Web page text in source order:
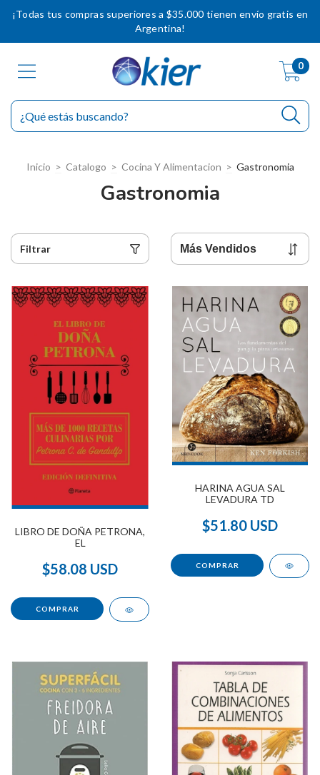
¡Todas tus compras superiores a $35.000 tienen envío gratis en
Argentina!
0
Inicio > Catalogo > Cocina Y Alimentacion > Gastronomia
Gastronomia
Filtrar
LIBRO DE DOÑA PETRONA,
EL
$58.08 USD
HARINA AGUA SAL
LEVADURA TD
$51.80 USD